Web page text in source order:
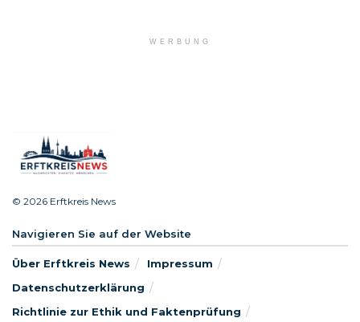
WERBUNG
© 2026 Erftkreis News
Navigieren Sie auf der Website
Über Erftkreis News
Impressum
Datenschutzerklärung
Richtlinie zur Ethik und Faktenprüfung